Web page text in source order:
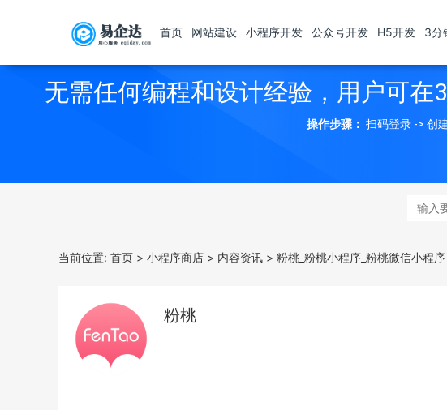
首页 网站建设 小程序开发 公众号开发 H5开发 3分
无需任何编程和设计经验，用户可
操作步骤： 扫码登录 -> 创
当前位置: 首页 > 小程序商店 > 内容资讯 > 粉桃_粉桃小程序_粉桃微信小程序
粉桃